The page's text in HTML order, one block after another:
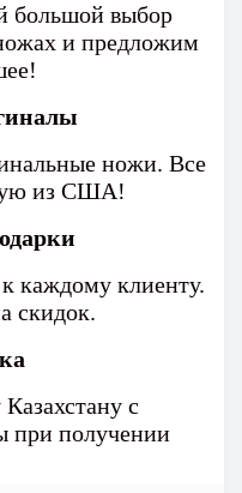
большой выбор
и предложим
ножи. Все
из США!
каждому клиенту.
скидок.
с
при получении